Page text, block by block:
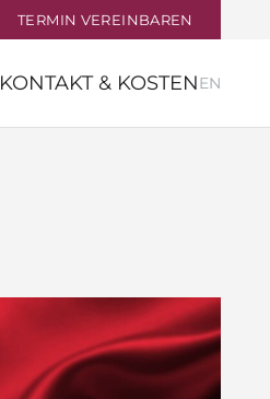
TERMIN VEREINBAREN
KONTAKT & KOSTENEN